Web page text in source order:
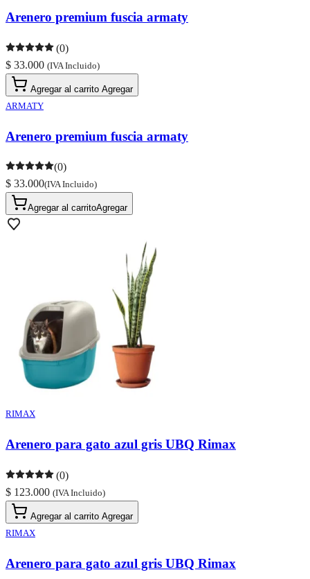
Arenero premium fuscia armaty
(0)
$ 33.000 (IVA Incluido)
Agregar al carrito Agregar
ARMATY
Arenero premium fuscia armaty
(0)
$ 33.000(IVA Incluido)
Agregar al carritoAgregar
RIMAX
Arenero para gato azul gris UBQ Rimax
(0)
$ 123.000 (IVA Incluido)
Agregar al carrito Agregar
RIMAX
Arenero para gato azul gris UBQ Rimax